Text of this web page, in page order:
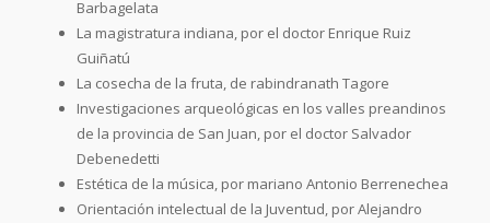
Barbagelata
La magistratura indiana, por el doctor Enrique Ruiz
Guiñatú
La cosecha de la fruta, de rabindranath Tagore
Investigaciones arqueológicas en los valles preandinos
de la provincia de San Juan, por el doctor Salvador
Debenedetti
Estética de la música, por mariano Antonio Berrenechea
Orientación intelectual de la Juventud, por Alejandro